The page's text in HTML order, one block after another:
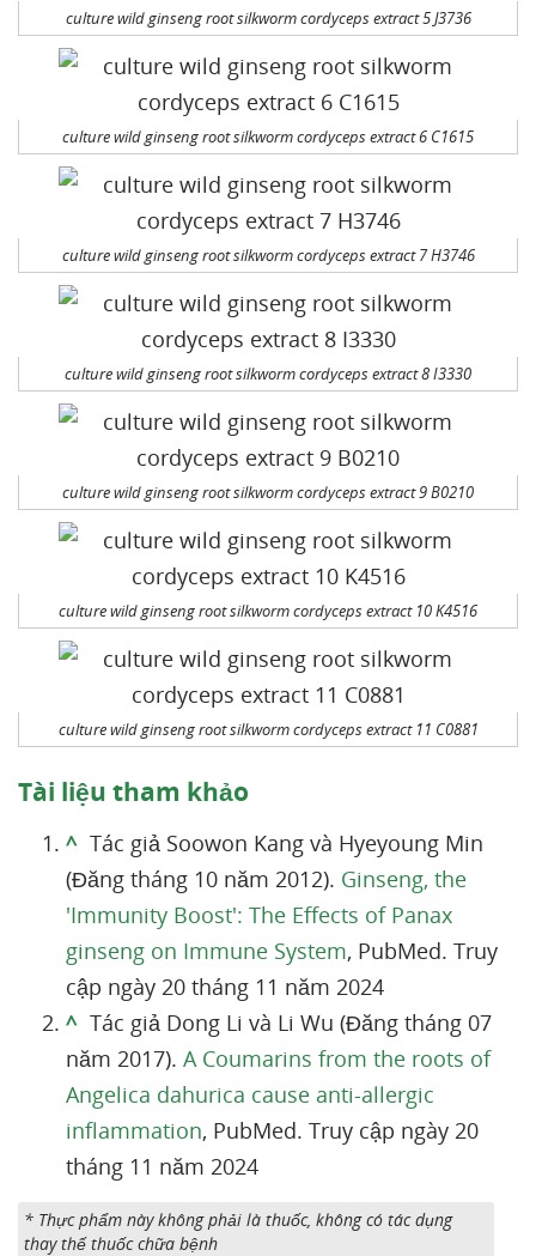
culture wild ginseng root silkworm cordyceps extract 5 J3736
culture wild ginseng root silkworm cordyceps extract 6 C1615
culture wild ginseng root silkworm cordyceps extract 7 H3746
culture wild ginseng root silkworm cordyceps extract 8 I3330
culture wild ginseng root silkworm cordyceps extract 9 B0210
culture wild ginseng root silkworm cordyceps extract 10 K4516
culture wild ginseng root silkworm cordyceps extract 11 C0881
Tài liệu tham khảo
^ Tác giả Soowon Kang và Hyeyoung Min
(Đăng tháng 10 năm 2012). Ginseng, the
'Immunity Boost': The Effects of Panax
ginseng on Immune System, PubMed. Truy
cập ngày 20 tháng 11 năm 2024
^ Tác giả Dong Li và Li Wu (Đăng tháng 07
năm 2017). A Coumarins from the roots of
Angelica dahurica cause anti-allergic
inflammation, PubMed. Truy cập ngày 20
tháng 11 năm 2024
* Thực phẩm này không phải là thuốc, không có tác dụng
thay thế thuốc chữa bệnh